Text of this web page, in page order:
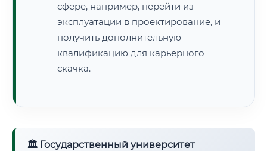
сфере, например, перейти из
эксплуатации в проектирование, и
получить дополнительную
квалификацию для карьерного
скачка.
🏛 Государственный университет